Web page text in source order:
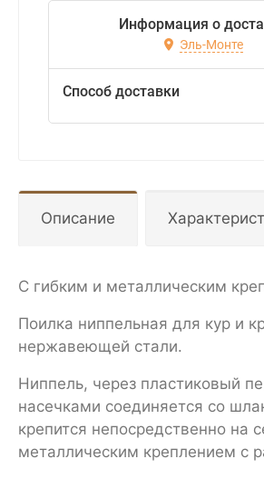
Информация о
Эль-Монте
Способ доставки
Описание
С гибким и металлическим
Поилка ниппельная для кур и
нержавеющей стали.
Ниппель, через пластиковый
насечками соединяется со
крепится непосредственно на
металлическим креплением с